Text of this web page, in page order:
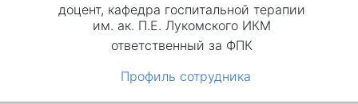
доцент, кафедра госпитальной терапии
им. ак. П.Е. Лукомского ИКМ
ответственный за ФПК
Профиль сотрудника